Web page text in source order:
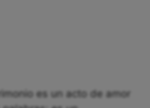
es un acto de amor